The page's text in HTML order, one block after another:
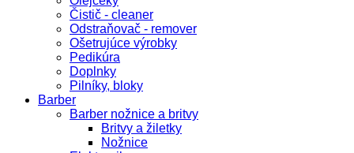
Čistič - cleaner
Odstraňovač - remover
Ošetrujúce výrobky
Pedikúra
Doplnky
Pilníky, bloky
Barber
Barber nožnice a britvy
Britvy a žiletky
Nožnice